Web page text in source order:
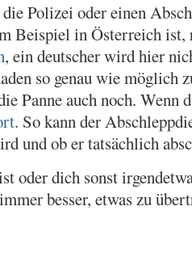
Polizei oder einen
Beispiel in Österreich ist,
, ein deutscher wird hier
so genau wie möglich
Panne auch noch. Wenn
. So kann der
und ob er tatsächlich
oder dich sonst
besser, etwas zu